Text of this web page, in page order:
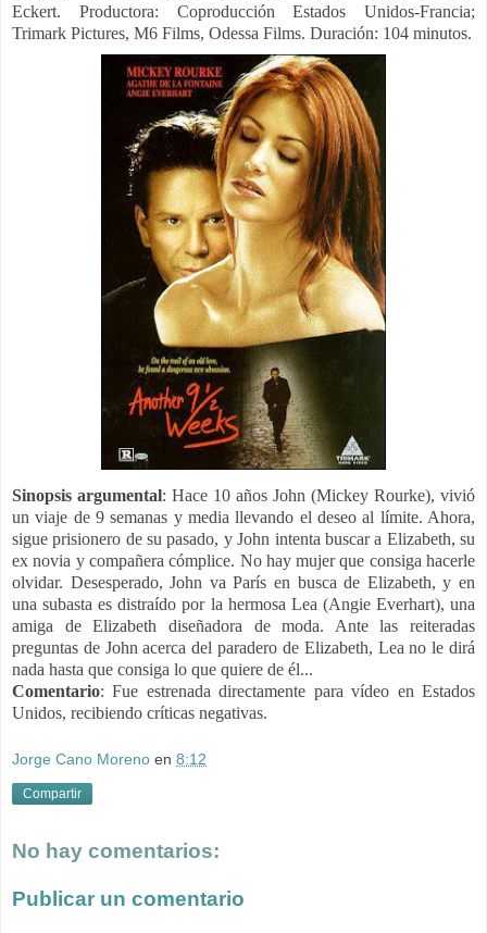
Eckert. Productora: Coproducción Estados Unidos-Francia;
Trimark Pictures, M6 Films, Odessa Films. Duración: 104 minutos.
Sinopsis argumental: Hace 10 años John (Mickey Rourke), vivió
un viaje de 9 semanas y media llevando el deseo al límite. Ahora,
sigue prisionero de su pasado, y John intenta buscar a Elizabeth, su
ex novia y compañera cómplice. No hay mujer que consiga hacerle
olvidar. Desesperado, John va París en busca de Elizabeth, y en
una subasta es distraído por la hermosa Lea (Angie Everhart), una
amiga de Elizabeth diseñadora de moda. Ante las reiteradas
preguntas de John acerca del paradero de Elizabeth, Lea no le dirá
nada hasta que consiga lo que quiere de él...
Comentario: Fue estrenada directamente para vídeo en Estados
Unidos, recibiendo críticas negativas.
Jorge Cano Moreno en 8:12
Compartir
No hay comentarios:
Publicar un comentario